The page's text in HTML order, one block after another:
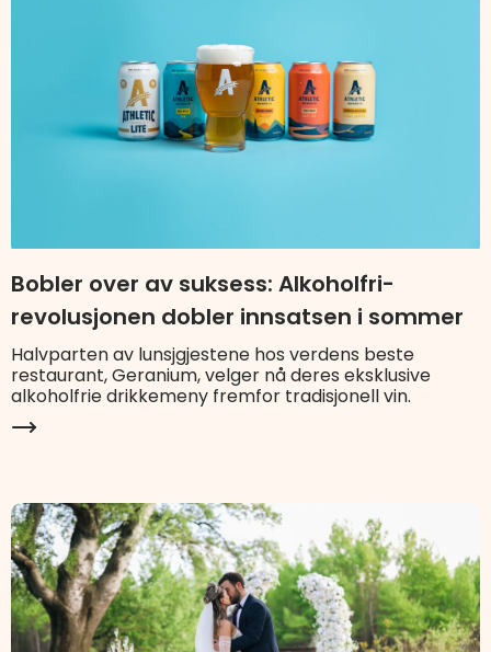
Bobler over av suksess: Alkoholfri-
revolusjonen dobler innsatsen i sommer
Halvparten av lunsjgjestene hos verdens beste
restaurant, Geranium, velger nå deres eksklusive
alkoholfrie drikkemeny fremfor tradisjonell vin.